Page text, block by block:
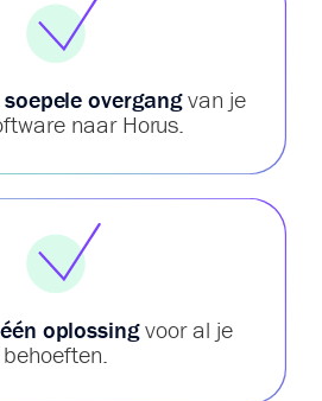
overgangvan je
naar Horus.
oplossingvoor al je
behoeften.